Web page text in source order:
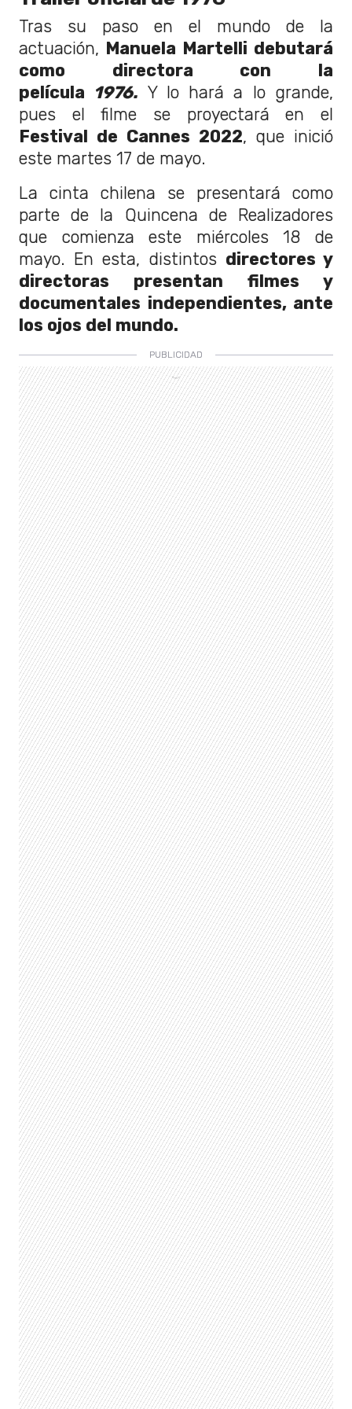
Tras su paso en el mundo de la
actuación, Manuela Martelli debutará
como directora con la
película 1976. Y lo hará a lo grande,
pues el filme se proyectará en el
Festival de Cannes 2022, que inició
este martes 17 de mayo.
La cinta chilena se presentará como
parte de la Quincena de Realizadores
que comienza este miércoles 18 de
mayo. En esta, distintos directores y
directoras presentan filmes y
documentales independientes, ante
los ojos del mundo.